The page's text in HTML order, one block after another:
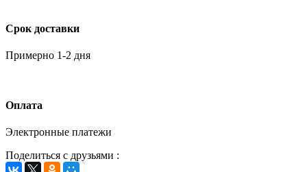
Срок доставки
Примерно 1-2 дня
Оплата
Электронные платежи
Поделиться с друзьями :